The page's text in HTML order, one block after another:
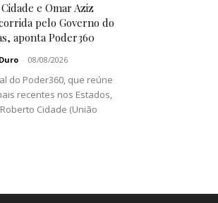
e Omar Aziz
pelo Governo do
aponta Poder360
- 08/08/2026
do Poder360, que reúne
recentes nos Estados,
Cidade (União